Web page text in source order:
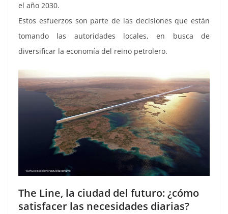
el año 2030.
Estos esfuerzos son parte de las decisiones que están
tomando las autoridades locales, en busca de
diversificar la economía del reino petrolero.
The Line, la ciudad del futuro: ¿cómo
satisfacer las necesidades diarias?